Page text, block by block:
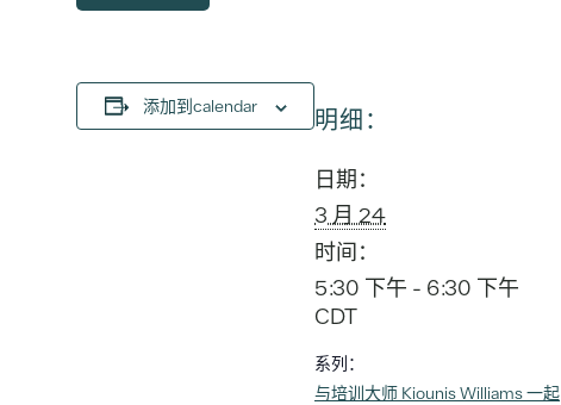
添加到calendar 明细：
日期：
3 月 24
时间：
5:30 下午 - 6:30 下午
CDT
系列：
与培训大师 Kiounis Williams 一起